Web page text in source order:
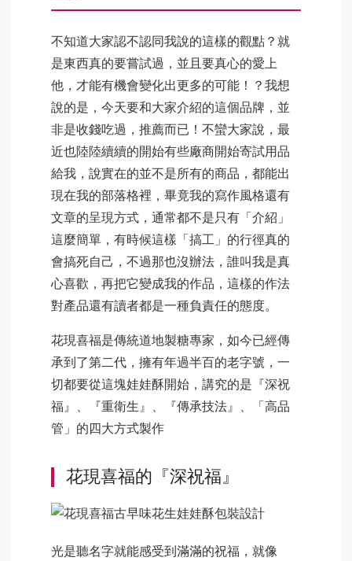
不知道大家認不認同我說的這樣的觀點？就
是東西真的要嘗試過，並且要真心的愛上
他，才能有機會變化出更多的可能！？我想
說的是，今天要和大家介紹的這個品牌，並
非是收錢吃過，推薦而已！不蠻大家說，最
近也陸陸續續的開始有些廠商開始寄試用品
給我，說實在的並不是所有的商品，都能出
現在我的部落格裡，畢竟我的寫作風格還有
文章的呈現方式，通常都不是只有「介紹」
這麼簡單，有時候這樣「搞工」的行徑真的
會搞死自己，不過那也沒辦法，誰叫我是真
心喜歡，再把它變成我的作品，這樣的作法
對產品還有讀者都是一種負責任的態度。
花現喜福是傳統道地製糖專家，如今已經傳
承到了第二代，擁有年過半百的老字號，一
切都要從這塊娃娃酥開始，講究的是『深祝
福』、『重衛生』、『傳承技法』、「高品
管」的四大方式製作
花現喜福的『深祝福』
光是聽名字就能感受到滿滿的祝福，就像